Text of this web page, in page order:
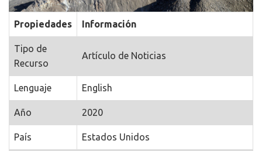
Propiedades Información
Tipo de
Recurso
Artículo de Noticias
Lenguaje English
Año 2020
País Estados Unidos